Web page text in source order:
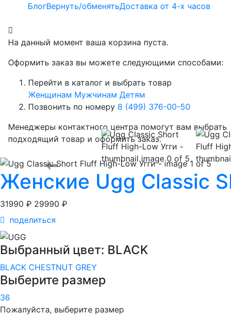
БлогВернуть/обменятьДоставка от 4-х часов
На данный момент ваша корзина пуста.
Оформить заказ вы можете следующими способами:
Перейти в каталог и выбрать товар
Женщинам Мужчинам Детям
Позвонить по номеру 8 (499) 376-00-50
Менеджеры контактного центра помогут вам выбрать
подходящий товар и оформить заказ.
Женские Ugg Classic
31990 ₽ 29990 ₽
поделиться
Выбранный цвет: BLACK
BLACK CHESTNUT GREY
Выберите размер
36
Пожалуйста, выберите размер